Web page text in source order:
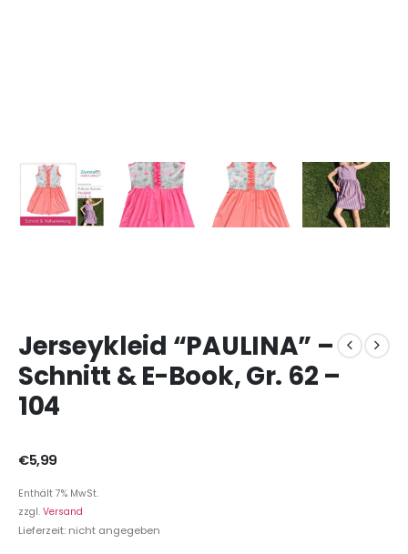
Jerseykleid “PAULINA” –
Schnitt & E-Book, Gr. 62 –
104
€5,99
Enthält 7% MwSt.
zzgl. Versand
Lieferzeit: nicht angegeben